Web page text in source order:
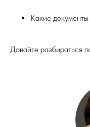
Какие
Давайте разбираться